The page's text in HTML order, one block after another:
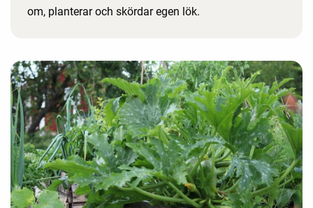
om, planterar och skördar egen lök.